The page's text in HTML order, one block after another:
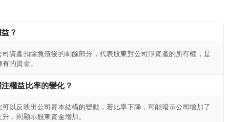
？
司資產扣除負債後的剩餘部分，代表股東對公司淨資產的所有權，是
的資金。
權益比率的變化？
可以反映出公司資本結構的變動，若比率下降，可能暗示公司增加了
，則顯示股東資金增加。